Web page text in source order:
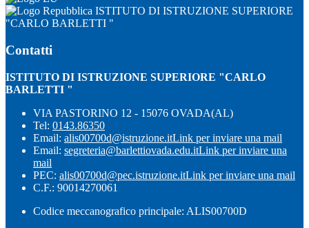
ISTITUTO DI ISTRUZIONE SUPERIORE
"CARLO BARLETTI "
Contatti
ISTITUTO DI ISTRUZIONE SUPERIORE "CARLO
BARLETTI "
VIA PASTORINO 12 - 15076 OVADA(AL)
Tel: 0143.86350
Email: alis00700d@istruzione.itLink per inviare una mail
Email: segreteria@barlettiovada.edu.itLink per inviare una
mail
PEC: alis00700d@pec.istruzione.itLink per inviare una mail
C.F.: 90014270061
Codice meccanografico principale: ALIS00700D